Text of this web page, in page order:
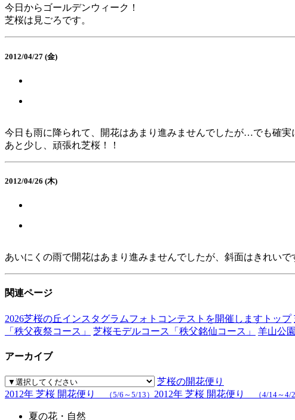
今日からゴールデンウィーク！
芝桜は見ごろです。
2012/04/27 (金)
今日も雨に降られて、開花はあまり進みませんでしたが…でも確実
あと少し、頑張れ芝桜！！
2012/04/26 (木)
あいにくの雨で開花はあまり進みませんでしたが、斜面はきれいで
関連ページ
2026芝桜の丘インスタグラムフォトコンテストを開催しますトップ
「秩父夜祭コース」
芝桜モデルコース「秩父銘仙コース」 羊山公園
アーカイブ
芝桜の開花便り
2012年 芝桜 開花便り
（5/6～5/13） 2012年 芝桜 開花便り （4/14～4/
夏の花・自然